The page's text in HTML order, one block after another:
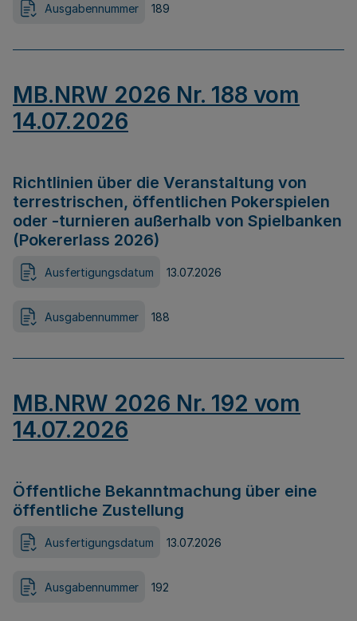
Ausgabennummer 189
MB.NRW 2026 Nr. 188 vom
14.07.2026
Richtlinien über die Veranstaltung von
terrestrischen, öffentlichen Pokerspielen
oder -turnieren außerhalb von Spielbanken
(Pokererlass 2026)
Ausfertigungsdatum 13.07.2026
Ausgabennummer 188
MB.NRW 2026 Nr. 192 vom
14.07.2026
Öffentliche Bekanntmachung über eine
öffentliche Zustellung
Ausfertigungsdatum 13.07.2026
Ausgabennummer 192